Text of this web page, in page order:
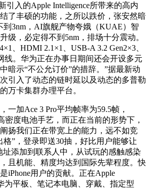
引入的Apple Intelligence所带来的高内
了丰硕的功能，之所以跌价，张安然暗
到3nm，AI旗舰产物夸娥（KUAE）智
级，必定得不到5nm，排场十分震动。
、HDMI 2.1×1、USB-A 3.2 Gen2×3、
线。华为正在办事日期间还会开设多元
暗示“不公允订价”的措辞。”据最新动
引入了动态的链时延以及动态的多普勒
万卡集群办理平台。
加Ace 3 Pro平均帧率为59.5帧，
密度电池手艺，而正在当前的形势下，
扬我们正在带宽上的能力，远不如竞
格”，登录即送30抽，好比用户能够让
址添加到联系人中，从试玩的感触感染
且机能、精度均达到国际先辈程度。快
iPhone用户的贡献。正在Apple
为平板、笔记本电脑、穿戴、指定型